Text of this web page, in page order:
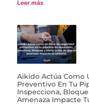
Leer más
Aikido Actúa Como
Preventivo En Tu
Inspecciona,
Amenaza Impacte